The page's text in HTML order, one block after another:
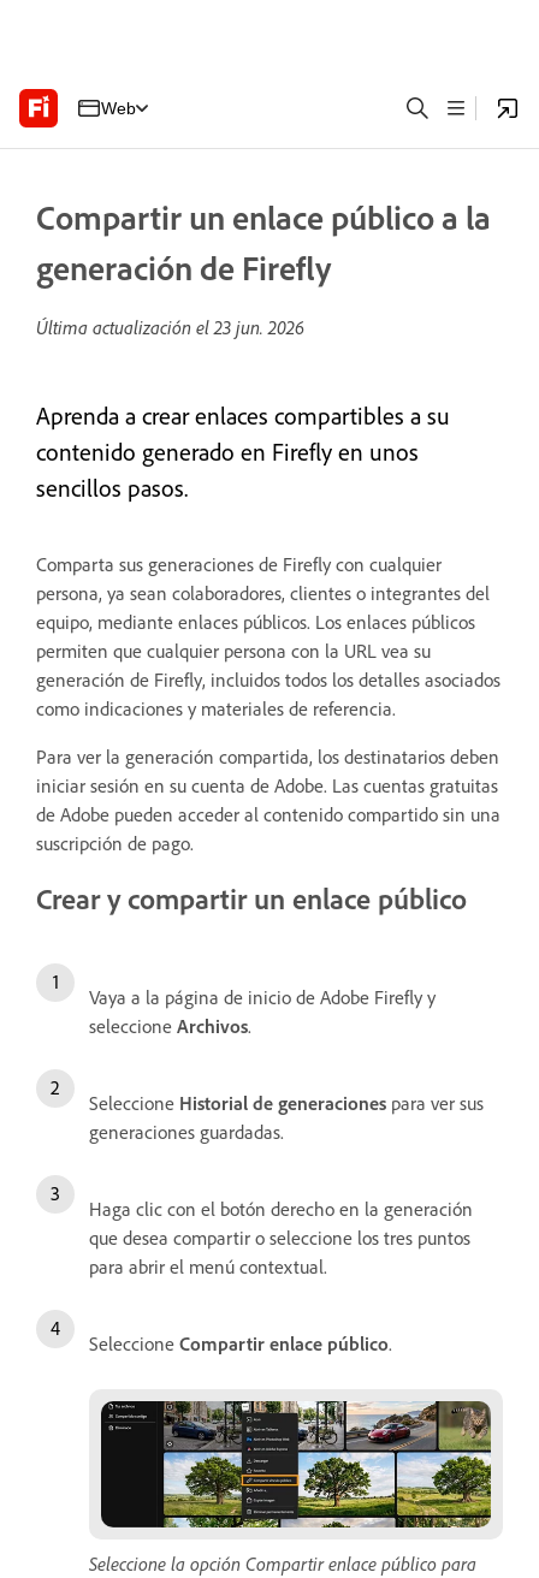
Web
Compartir un enlace público a la
generación de Firefly
Última actualización el23 jun. 2026
Aprenda a crear enlaces compartibles a su
contenido generado en Firefly en unos
sencillos pasos.
Comparta sus generaciones de Firefly con cualquier
persona, ya sean colaboradores, clientes o integrantes del
equipo, mediante enlaces públicos. Los enlaces públicos
permiten que cualquier persona con la URL vea su
generación de Firefly, incluidos todos los detalles asociados
como indicaciones y materiales de referencia.
Para ver la generación compartida, los destinatarios deben
iniciar sesión en su cuenta de Adobe. Las cuentas gratuitas
de Adobe pueden acceder al contenido compartido sin una
suscripción de pago.
Crear y compartir un enlace público
Vaya a la página de inicio de Adobe Firefly y
seleccione Archivos.
Seleccione Historial de generaciones para ver sus
generaciones guardadas.
Haga clic con el botón derecho en la generación
que desea compartir o seleccione los tres puntos
para abrir el menú contextual.
Seleccione Compartir enlace público.
Seleccione la opción Compartir enlace público para